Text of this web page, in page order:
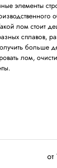
элементы
лом стоит
сплавов,
больше
лом,